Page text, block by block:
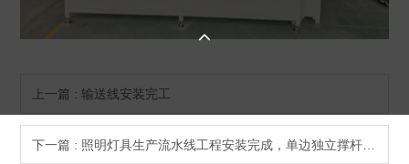

上一篇 : 输送线安装完工